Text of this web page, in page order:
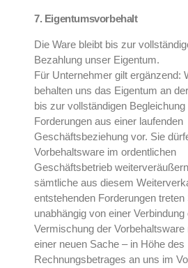
7. Eigentumsvorbehalt
Die Ware bleibt bis zur
Bezahlung unser Eigentum.
Für Unternehmer gilt ergänzend:
behalten uns das Eigentum an
bis zur vollständigen Begleichung
Forderungen aus einer laufenden
Geschäftsbeziehung vor. Sie
Vorbehaltsware im ordentlichen
Geschäftsbetrieb
sämtliche aus diesem
entstehenden Forderungen treten
unabhängig von einer Verbindung
Vermischung der Vorbehaltsware
einer neuen Sache – in Höhe des
Rechnungsbetrages an uns im